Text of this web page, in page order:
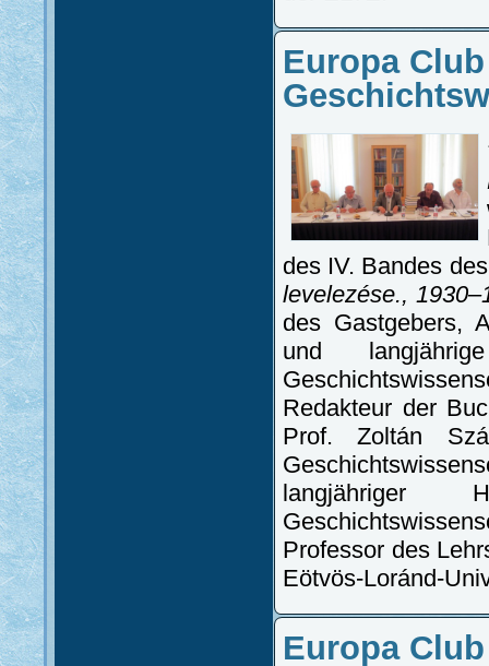
Europa
des IV. Bandes
levelezése.,
des Gastgebers,
und
Redakteur der
Prof. Zoltán
langjähriger
Professor des
Eötvös-Loránd-
Europa